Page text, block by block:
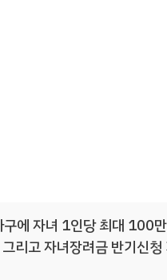
에 자녀 1인당 최대 100
리고 자녀장려금 반기신청